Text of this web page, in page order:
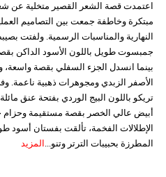
اعتمدت قصة الشعر القصير متخلية عن
مبتكرة وخاطفة جمعت بين التصاميم
النهارية والمناسبات الرسمية. ولفتت
جمبسوت طويل باللون الأسود الداكن
بينما انسدل الجزء السفلي بقصة
الأصفر الزبدي ومجوهرات ذهبية ناعمة.
تريكو باللون البيج الوردي بفتحة عنق
أبيض عالي الخصر بقصة مستقيمة وحزام
الإطلالات الفخمة، تألقت بفستان أسود
المطرزة بحبيبات الترتر وتنو... المزيد